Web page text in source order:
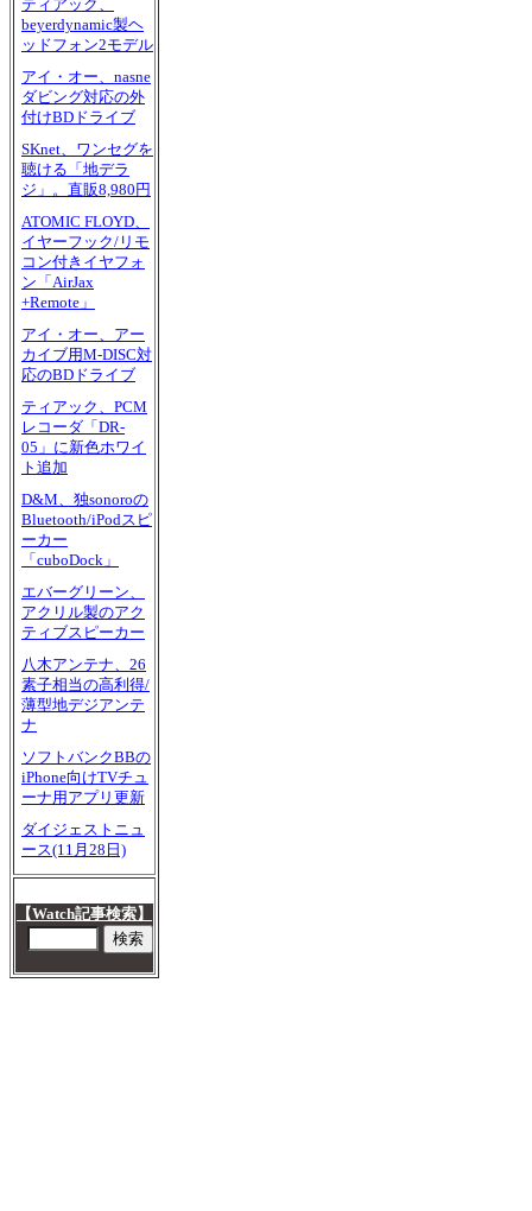
ティアック、
beyerdynamic製ヘ
ッドフォン2モデル
アイ・オー、nasne
ダビング対応の外
付けBDドライブ
SKnet、ワンセグを
聴ける「地デラ
ジ」。直販8,980円
ATOMIC FLOYD、
イヤーフック/リモ
コン付きイヤフォ
ン「AirJax
+Remote」
アイ・オー、アー
カイブ用M-DISC対
応のBDドライブ
ティアック、PCM
レコーダ「DR-
05」に新色ホワイ
ト追加
D&M、独sonoroの
Bluetooth/iPodスピ
ーカー
「cuboDock」
エバーグリーン、
アクリル製のアク
ティブスピーカー
八木アンテナ、26
素子相当の高利得/
薄型地デジアンテ
ナ
ソフトバンクBBの
iPhone向けTVチュ
ーナ用アプリ更新
ダイジェストニュ
ース(11月28日)
【Watch記事検索】